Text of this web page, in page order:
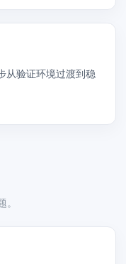
从验证环境过渡到稳